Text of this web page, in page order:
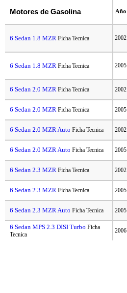
Motores de Gasolina Año
6 Sedan 1.8 MZR Ficha Tecnica 2002
6 Sedan 1.8 MZR Ficha Tecnica 2005
6 Sedan 2.0 MZR Ficha Tecnica 2002
6 Sedan 2.0 MZR Ficha Tecnica 2005
6 Sedan 2.0 MZR Auto Ficha Tecnica 2002
6 Sedan 2.0 MZR Auto Ficha Tecnica 2005
6 Sedan 2.3 MZR Ficha Tecnica 2002
6 Sedan 2.3 MZR Ficha Tecnica 2005
6 Sedan 2.3 MZR Auto Ficha Tecnica 2005
6 Sedan MPS 2.3 DISI Turbo Ficha
Tecnica
2006